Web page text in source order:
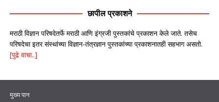
छापील प्रकाशने
मराठी विज्ञान परिषदेतर्फे मराठी आणि इंग्रजी पुस्तकांचे प्रकाशन केले जाते. तसेच
परिषदेचा इतर संस्थांच्या विज्ञान-तंत्रज्ञान पुस्तकांच्या प्रकाशनातही सहभाग असतो.
[पुढे वाचा..]
मुख्य पान